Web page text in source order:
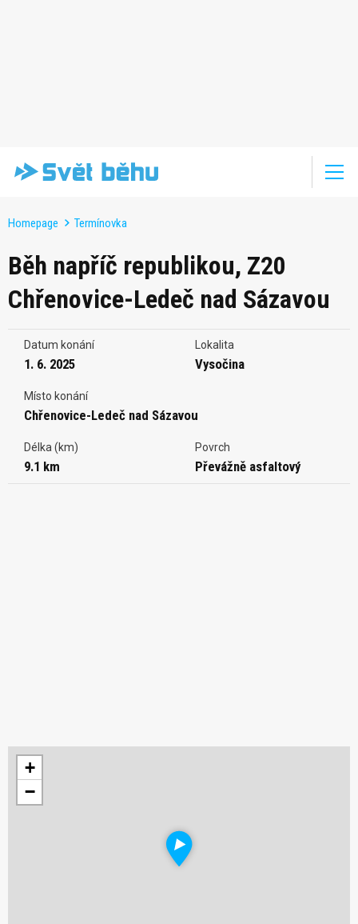
Homepage Termínovka
Běh napříč republikou, Z20
Chřenovice-Ledeč nad Sázavou
Datum konání
1. 6. 2025
Lokalita
Vysočina
Místo konání
Chřenovice-Ledeč nad Sázavou
Délka (km)
9.1 km
Povrch
Převážně asfaltový
+
−